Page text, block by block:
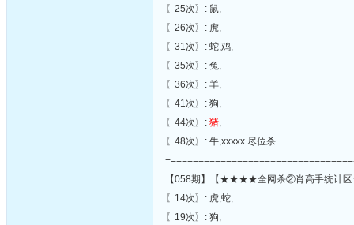
〖25次〗: 鼠,
〖26次〗: 虎,
〖31次〗: 蛇,鸡,
〖35次〗: 兔,
〖36次〗: 羊,
〖41次〗: 狗,
〖44次〗: 猪,
〖48次〗: 牛,xxxxx 尽位杀
【058期】【★★★★全网杀②肖高手统计
〖14次〗: 虎,蛇,
〖19次〗: 狗,